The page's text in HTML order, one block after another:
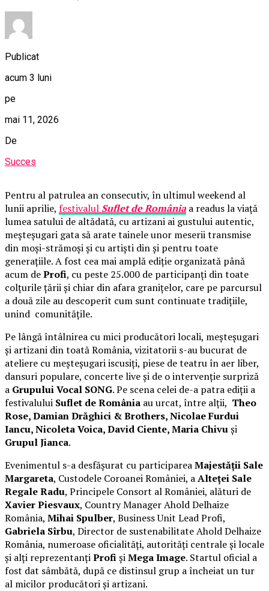
Publicat
acum 3 luni
pe
mai 11, 2026
De
Succes
Pentru al patrulea an consecutiv, în ultimul weekend al
lunii aprilie, festivalul Suflet de România a readus la viață
lumea satului de altădată, cu artizani ai gustului autentic,
meșteșugari gata să arate tainele unor meserii transmise
din moși-strămoși și cu artiști din și pentru toate
generațiile. A fost cea mai amplă ediție organizată până
acum deProfi, cu peste 25.000 de participanți din toate
colțurile țării și chiar din afara granițelor, care pe parcursul
a două zile au descoperit cum sunt continuate tradițiile,
unind comunitățile.
Pe lângă întâlnirea cu mici producători locali, meșteșugari
și artizani din toată România, vizitatorii s-au bucurat de
ateliere cu meșteșugari iscusiți, piese de teatru în aer liber,
dansuri populare, concerte live și de o intervenție surpriză
a Grupului Vocal SONG. Pe scena celei de-a patra ediții a
festivalului Suflet de România au urcat, între alții, Theo
Rose, Damian Drăghici & Brothers, Nicolae Furdui
Iancu, Nicoleta Voica, David Ciente, Maria Chivuși
Grupul Jianca.
Evenimentul s-a desfășurat cu participareaMajestății Sale
Margareta, Custodele Coroanei României, aAlteței Sale
Regale Radu, Principele Consort al României, alături de
Xavier Piesvaux, Country Manager Ahold Delhaize
România, Mihai Spulber, Business Unit Lead Profi,
Gabriela Sîrbu, Director de sustenabilitate Ahold Delhaize
România, numeroase oficialități, autorități centrale și locale
și alți reprezentanțiProfișiMega Image. Startul oficial a
fost dat sâmbătă, după ce distinsul grup a încheiat un tur
al micilor producători și artizani.